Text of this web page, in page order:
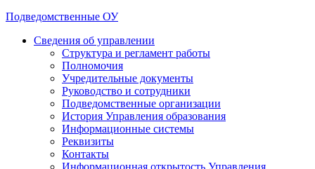
Подведомственные ОУ
Сведения об управлении
Структура и регламент работы
Полномочия
Учредительные документы
Руководство и сотрудники
Подведомственные организации
История Управления образования
Информационные системы
Реквизиты
Контакты